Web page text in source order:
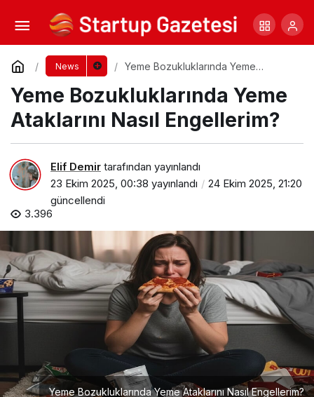
News
Yeme Bozukluklarında Yeme
Yeme Bozukluklarında Yeme
Ataklarını Nasıl Engellerim?
Elif Demir tarafından yayınlandı
23 Ekim 2025, 00:38 yayınlandı
24 Ekim 2025, 21:20
güncellendi
3.396
Yeme Bozukluklarında Yeme Ataklarını Nasıl Engellerim?
Marketing Haber Yayın Hayatına Başladı
Yorum Yap